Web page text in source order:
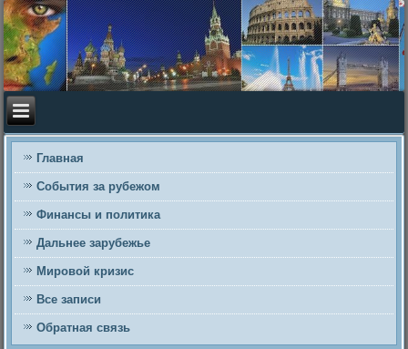
Главная
События за рубежом
Финансы и политика
Дальнее зарубежье
Мировой кризис
Все записи
Обратная связь